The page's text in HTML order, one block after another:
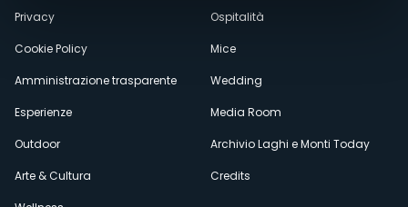
Privacy
Cookie Policy
Amministrazione trasparente
Esperienze
Outdoor
Arte & Cultura
Ospitalità
Mice
Wedding
Media Room
Archivio Laghi e Monti Today
Credits